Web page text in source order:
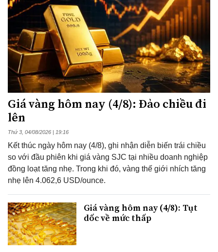
Giá vàng hôm nay (4/8): Đảo chiều đi
lên
Thứ 3, 04/08/2026 | 19:16
Kết thúc ngày hôm nay (4/8), ghi nhận diễn biến trái chiều
so với đầu phiên khi giá vàng SJC tại nhiều doanh nghiệp
đồng loạt tăng nhẹ. Trong khi đó, vàng thế giới nhích tăng
nhẹ lên 4.062,6 USD/ounce.
Giá vàng hôm nay (4/8): Tụt
dốc về mức thấp